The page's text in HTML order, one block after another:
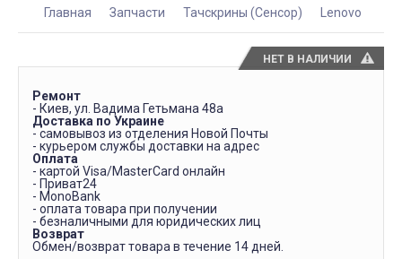
Главная Запчасти Тачскрины (Сенсор) Lenovo
НЕТ В НАЛИЧИИ
Ремонт
- Киев, ул. Вадима Гетьмана 48а
Доставка по Украине
- самовывоз из отделения Новой Почты
- курьером службы доставки на адрес
Оплата
- картой Visa/MasterCard онлайн
- Приват24
- MonoBank
- оплата товара при получении
- безналичными для юридических лиц
Возврат
Обмен/возврат товара в течение 14 дней.